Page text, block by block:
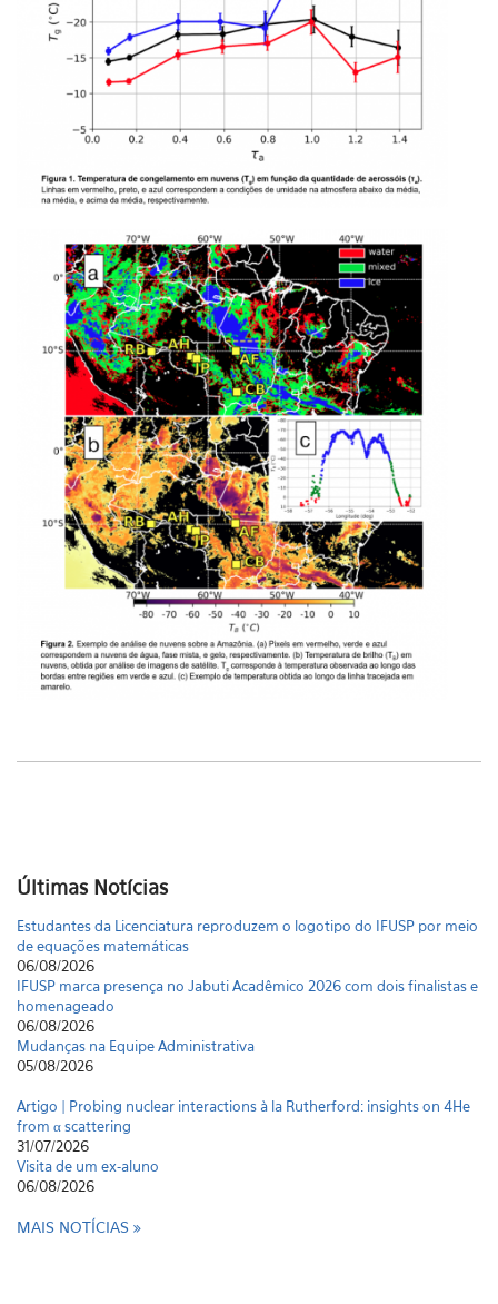
Últimas Notícias
Estudantes da Licenciatura reproduzem o logotipo do IFUSP por meio
de equações matemáticas
06/08/2026
IFUSP marca presença no Jabuti Acadêmico 2026 com dois finalistas e
homenageado
06/08/2026
Mudanças na Equipe Administrativa
05/08/2026
Artigo | Probing nuclear interactions à la Rutherford: insights on 4He
from α scattering
31/07/2026
Visita de um ex-aluno
06/08/2026
MAIS NOTÍCIAS